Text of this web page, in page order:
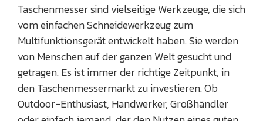
Taschenmesser sind vielseitige Werkzeuge, die sich
vom einfachen Schneidewerkzeug zum
Multifunktionsgerät entwickelt haben. Sie werden
von Menschen auf der ganzen Welt gesucht und
getragen. Es ist immer der richtige Zeitpunkt, in
den Taschenmessermarkt zu investieren. Ob
Outdoor-Enthusiast, Handwerker, Großhändler